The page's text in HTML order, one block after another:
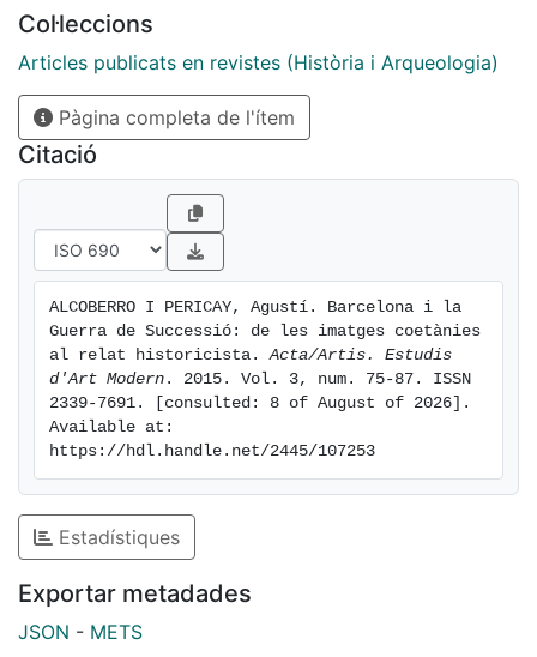
polític. En aquest context, la representació gràfica
dels fets de 1714 es va establir sobre noves bases, de
caràcter romàntic i historicista
Col·leccions
Articles publicats en revistes (Història i Arqueologia)
Pàgina completa de l'ítem
Citació
ALCOBERRO I PERICAY, Agustí. Barcelona i la
Guerra de Successió: de les imatges coetànies
al relat historicista. Acta/Artis. Estudis
d'Art Modern . 2015. Vol. 3, num. 75-87. ISSN
2339-7691. [consulted: 8 of August of 2026].
Available at:
https://hdl.handle.net/2445/107253
Estadístiques
Exportar metadades
JSON - METS